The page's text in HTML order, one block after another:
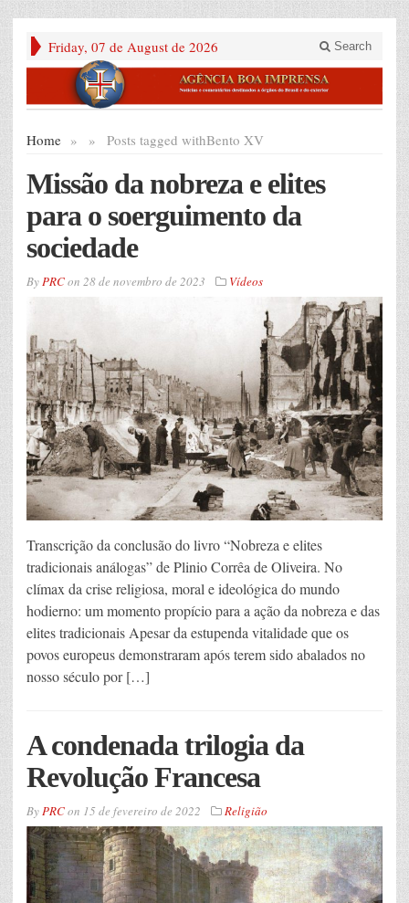
Friday, 07 de August de 2026 Search
Home » Posts tagged with
» Bento XV
Missão da nobreza e elites
para o soerguimento da
sociedade
ByPRCon 28 de novembro de 2023 Vídeos
Transcrição da conclusão do livro “Nobreza e elites
tradicionais análogas” de Plinio Corrêa de Oliveira. No
clímax da crise religiosa, moral e ideológica do mundo
hodierno: um momento propício para a ação da nobreza e das
elites tradicionais Apesar da estupenda vitalidade que os
povos europeus demonstraram após terem sido abalados no
nosso século por […]
A condenada trilogia da
Revolução Francesa
ByPRCon 15 de fevereiro de 2022 Religião